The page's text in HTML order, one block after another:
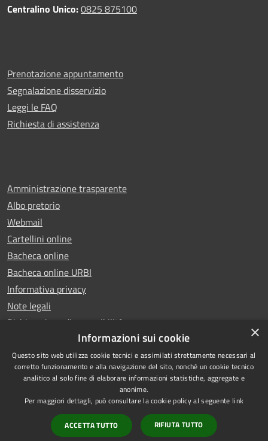
Centralino Unico:0825 875100
Prenotazione appuntamento
Segnalazione disservizio
Leggi le FAQ
Richiesta di assistenza
Amministrazione trasparente
Albo pretorio
Webmail
Cartellini online
Bacheca online
Bacheca online URBI
Informativa privacy
Note legali
Dichiarazione di accessibilità
RSS
Accessibilità
Copyright © 2025 Comune di
Ariano Irpino
Powered byMunicipium
Accesso redazione
×
Informazioni sui cookie
Questo sito web utilizza cookie tecnici e assimilati strettamente necessari al
corretto funzionamento e alla navigazione del sito, nonché un cookie tecnico
analitico al solo fine di elaborare informazioni statistiche, aggregate e
anonime.
Per maggiori dettagli, può consultare la cookie policy al seguente link
ACCETTA TUTTO RIFIUTA TUTTO